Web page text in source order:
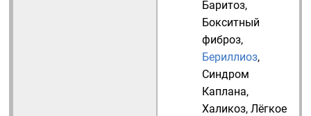
Баритоз,
Бокситный
фиброз,
Бериллиоз,
Синдром
Каплана,
Халикоз, Лёгкое